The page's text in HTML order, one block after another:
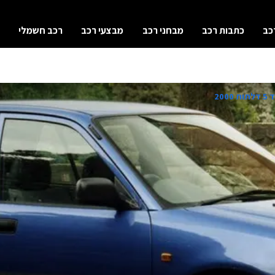
כתבות רכב מבחני רכב מבצעי רכב רכב חשמלי